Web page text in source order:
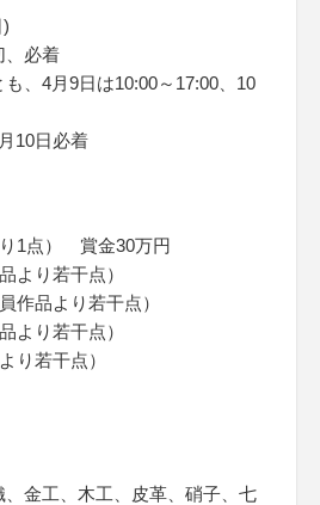
、必着
、4月9日は10:00～17:00、10
10日必着
1点） 賞金30万円
より若干点）
作品より若干点）
より若干点）
り若干点）
金工、木工、皮革、硝子、七